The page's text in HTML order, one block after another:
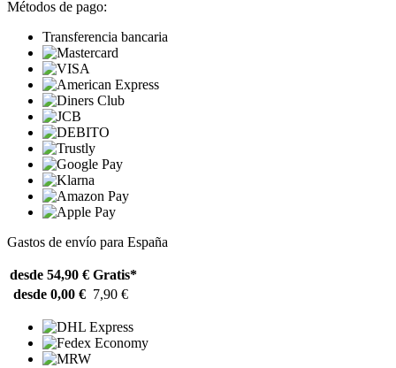
Métodos de pago:
Transferencia bancaria
Gastos de envío para España
desde 54,90 € Gratis*
desde 0,00 € 7,90 €